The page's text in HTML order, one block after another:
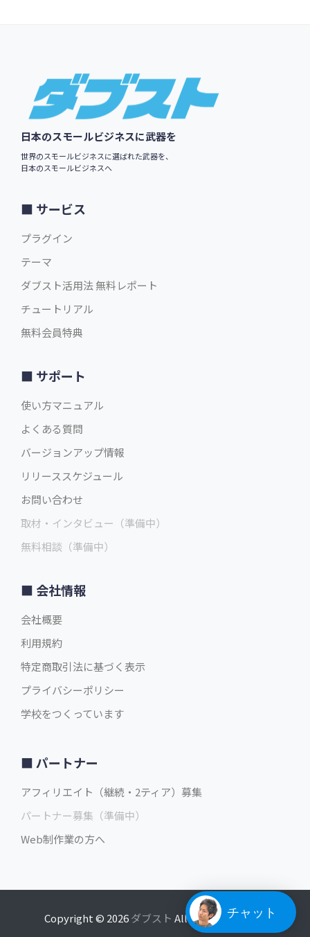
Footer
日本のスモールビジネスに武器を
世界のスモールビジネスに選ばれた武器を、
日本のスモールビジネスへ
サービス
プラグイン
テーマ
ダブスト活用法 無料レポート
チュートリアル
無料会員特典
サポート
使い方マニュアル
よくある質問
バージョンアップ情報
リリーススケジュール
お問い合わせ
取材・インタビュー（準備中）
無料相談（準備中）
会社情報
会社概要
利用規約
特定商取引法に基づく表示
プライバシーポリシー
学校をつくっています
パートナー
アフィリエイト（継続・2ティア）募集
パートナー募集（準備中）
Web制作業の方へ
Copyright © 2026ダブスト All rights reserved.
チャット